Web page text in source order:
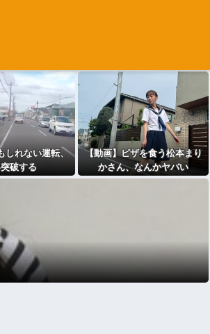
しれない運転、
破する
【動画】ピザを食う松本まり
かさん、なんかヤバい